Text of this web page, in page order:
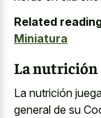
Related
Miniatura
La nutrición
La nutrición
general de su